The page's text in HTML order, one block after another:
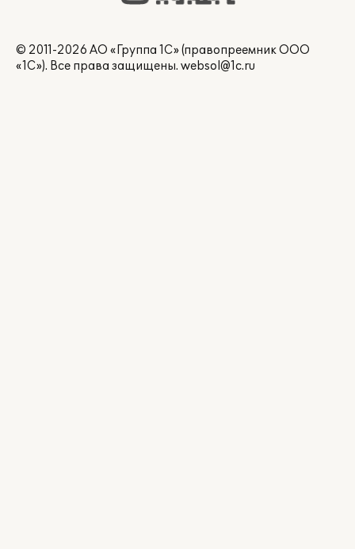
© 2011-2026 АО «Группа 1С» (правопреемник ООО
«1С»). Все права защищены. websol@1c.ru